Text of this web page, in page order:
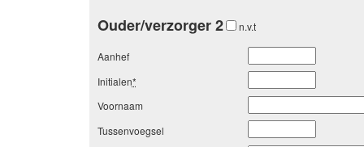
Ouder/verzorger 2 n.v.t
Aanhef
Initialen*
Voornaam
Tussenvoegsel